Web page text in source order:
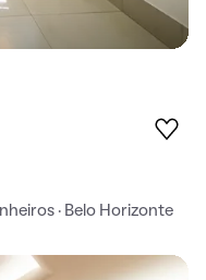
· Belo Horizonte